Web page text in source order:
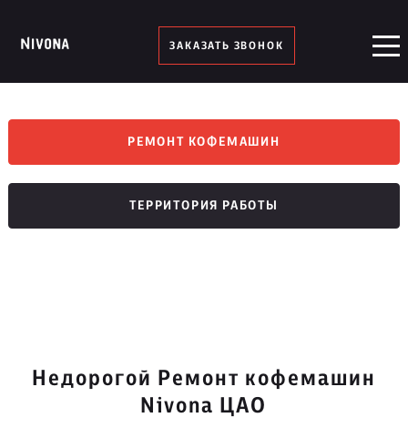
ЗАКАЗАТЬ ЗВОНОК
РЕМОНТ КОФЕМАШИН
ТЕРРИТОРИЯ РАБОТЫ
Недорогой Ремонт кофемашин
Nivona ЦАО